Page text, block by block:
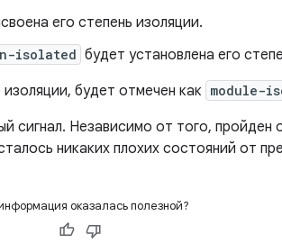
его степень изоляции.
isolated будет установлена ​​его
будет отмечен как module-
сигнал. Независимо от того, пройден
никаких плохих состояний от
оказалась полезной?